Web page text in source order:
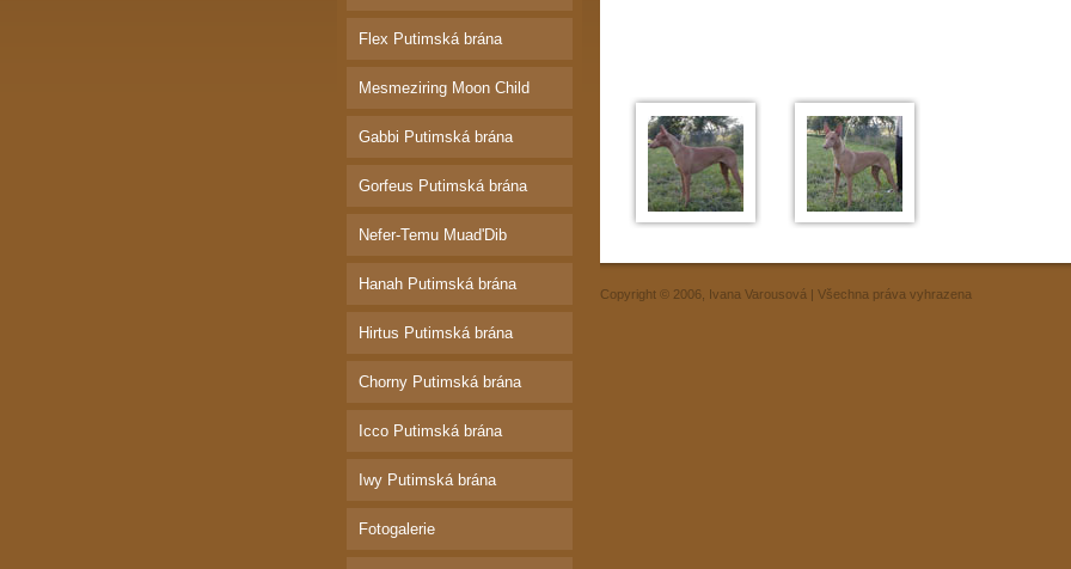
Flex Putimská brána
Mesmeziring Moon Child
Gabbi Putimská brána
Gorfeus Putimská brána
Nefer-Temu Muad'Dib
Hanah Putimská brána
Hirtus Putimská brána
Chorny Putimská brána
Icco Putimská brána
Iwy Putimská brána
Fotogalerie
Copyright © 2006, Ivana Varousová | Všechna práva vyhrazena